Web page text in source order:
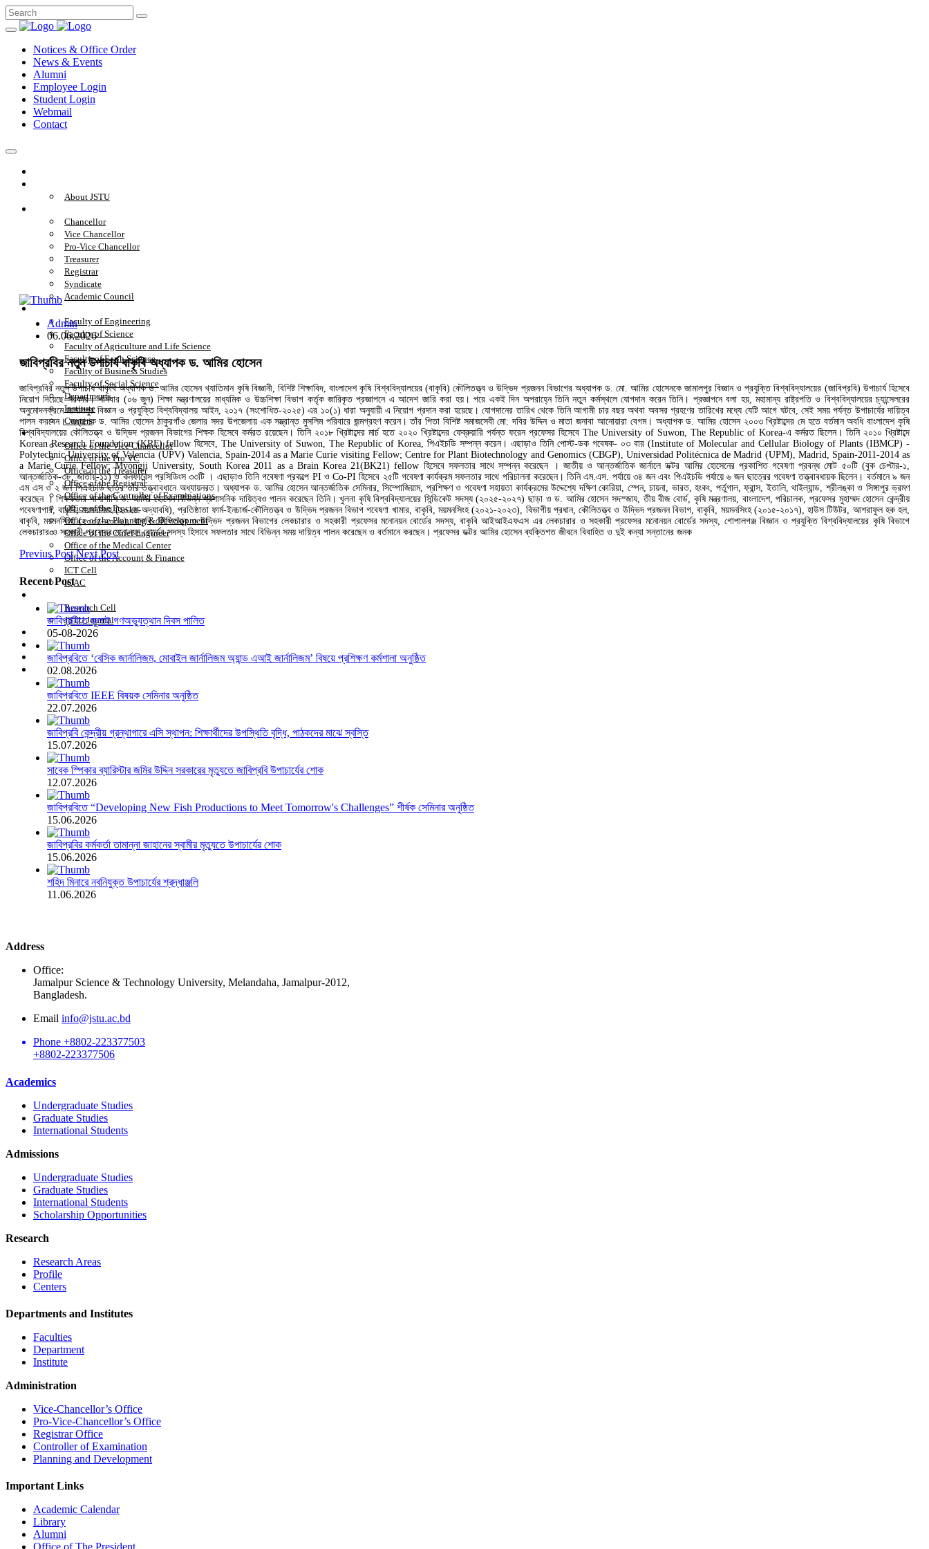
Notices & Office Order
News & Events
Alumni
Employee Login
Student Login
Webmail
Contact
About JSTU
Chancellor
Vice Chancellor
Pro-Vice Chancellor
Treasurer
Registrar
Syndicate
Academic Council
Academics
Faculty of Engineering
Faculty of Science
Faculty of Agriculture and Life Science
Faculty of Earth Science
Faculty of Business Studies
Faculty of Social Science
Departments
Institute
Centers
Office
Office of the Vice Chancellor
Office of the Pro VC
Office of the Treasurer
Office of the Registrar
Office of the Controller of Examinations
Office of the Proctor
Office of the Planning & Development
Office of the Chief Engineer
Office of the Medical Center
Office of the Account & Finance
ICT Cell
IQAC
Research Cell
JSTU Journal
Career
APA
Citizen's Charter
Admission 2025-26
Admin
06.06.2026
জাবিপ্রবির নতুন উপাচার্য বাকৃবি অধ্যাপক ড. আমির হোসেন
জাবিপ্রবির নতুন উপাচার্য বাকৃবি অধ্যাপক ড. আমির হোসেন খ্যাতিমান কৃষি বিজ্ঞানী, বিশিষ্ট শিক্ষাবিদ, বাংলাদেশ কৃষি বিশ্ববিদ্যালয়ের (বাকৃবি) কৌলিতত্ত্ব ও উদ্ভিদ প্রজনন বিভাগের অধ্যাপক ড. মো. আমির হোসেনকে জামালপুর বিজ্ঞান ও প্রযুক্তি বিশ্ববিদ্যালয়ের (জাবিপ্রবি) উপাচার্য হিসেবে
নিয়োগ দিয়েছে সরকার। শনিবার (০৬ জুন) শিক্ষা মন্ত্রণালয়ের মাধ্যমিক ও উচ্চশিক্ষা বিভাগ কর্তৃক জারিকৃত প্রজ্ঞাপনে এ আদেশ জারি করা হয়। পরে একই দিন অপরাহ্নে তিনি নতুন কর্মস্থলে যোগদান করেন তিনি। প্রজ্ঞাপনে বলা হয়, মহামান্য রাষ্ট্রপতি ও বিশ্ববিদ্যালয়ের চ্যান্সেলরের
অনুমোদনক্রমে জামালপুর বিজ্ঞান ও প্রযুক্তি বিশ্ববিদ্যালয় আইন, ২০১৭ (সংশোধিত-২০২৫) এর ১০(১) ধারা অনুযায়ী এ নিয়োগ প্রদান করা হয়েছে। যোগদানের তারিখ থেকে তিনি আগামী চার বছর অথবা অবসর গ্রহণের তারিখের মধ্যে যেটি আগে ঘটবে, সেই সময় পর্যন্ত উপাচার্যের দায়িত্ব
পালন করবেন। অধ্যাপক ড. আমির হোসেন ঠাকুরগাঁও জেলার সদর উপজেলায় এক সম্ভ্রান্ত মুসলিম পরিবারে জন্মগ্রহণ করেন। তাঁর পিতা বিশিষ্ট সমাজসেবী মো: দবির উদ্দিন ও মাতা জনাবা আনোয়ারা বেগম। অধ্যাপক ড. আমির হোসেন ২০০৩ খ্রিষ্টাব্দের মে হতে বর্তমান অবধি বাংলাদেশ কৃষি
বিশ্ববিদ্যালয়ের কৌলিতত্ত্ব ও উদ্ভিদ প্রজনন বিভাগের শিক্ষক হিসেবে কর্মরত রয়েছেন। তিনি ২০১৮ খ্রিষ্টাব্দের মার্চ হতে ২০২০ খ্রিষ্টাব্দের ফেব্রুয়ারি পর্যন্ত ফরেন প্রফেসর হিসেবে The University of Suwon, The Republic of Korea-এ কর্মরত ছিলেন। তিনি ২০১০ খ্রিষ্টাব্দে
Korean Research Foundation (KRF) fellow হিসেবে, The University of Suwon, The Republic of Korea, পিএইচডি সম্পন্ন করেন। এছাড়াও তিনি পোস্ট-ডক গবেষক- ০৩ বার (Institute of Molecular and Cellular Biology of Plants (IBMCP) -
Polytechnic University of Valencia (UPV) Valencia, Spain-2014 as a Marie Curie visiting Fellow; Centre for Plant Biotechnology and Genomics (CBGP), Universidad Politécnica de Madrid (UPM), Madrid, Spain-2011-2014 as
a Marie Curie Fellow; Myongji University, South Korea 2011 as a Brain Korea 21(BK21) fellow হিসেবে সফলতার সাথে সম্পন্ন করেছেন । জাতীয় ও আন্তর্জাতিক জার্নালে ডক্টর আমির হোসেনের প্রকাশিত গবেষণা প্রবন্ধ মোট ৫০টি (বুক চেপ্টার-১,
আন্তর্জাতিক-৩৮, জাতীয়-১১) ও কনফারেন্স প্রসিডিংস ৩৩টি । এছাড়াও তিনি গবেষণা প্রকল্পে PI ও Co-PI হিসেবে ২৫টি গবেষণা কার্যক্রম সফলতার সাথে পরিচালনা করেছেন। তিনি এম.এস. পর্যায়ে ৩৪ জন এবং পিএইচডি পর্যায়ে ৬ জন ছাত্রের গবেষণা তত্ত্বাবধায়ক ছিলেন। বর্তমানে ৯ জন
এম এস ও ২ জন পিএইচডি ছাত্র তাঁর তত্ত্বাবধানে অধ্যায়নরত। অধ্যাপক ড. আমির হোসেন আন্তর্জাতিক সেমিনার, সিম্পোজিয়াম, প্রশিক্ষণ ও গবেষণা সহায়তা কার্যক্রমের উদ্দেশ্যে দক্ষিণ কোরিয়া, স্পেন, চায়না, ভারত, হংকং, পর্তুগাল, ফ্রান্স, ইতালি, থাইল্যান্ড, শ্রীলঙ্কা ও সিঙ্গাপুর ভ্রমণ
করেছেন । শিক্ষকতার পাশাপাশি ড. আমির হোসেন বিভিন্ন প্রশাসনিক দায়িত্বও পালন করেছেন তিনি। খুলনা কৃষি বিশ্ববিদ্যালয়ের সিন্ডিকেট সদস্য (২০২৫-২০২৭) ছাড়া ও ড. আমির হোসেন সদস্জায, তীয় বীজ বোর্ড, কৃষি মন্ত্রণালয়, বাংলাদেশ, পরিচালক, প্রফেসর মুহাম্মদ হোসেন কেন্দ্রীয়
গবেষণাগার, বাকৃবি, ময়মনসিংহ (২০২৪-অদ্যাবধি), প্রতিষ্ঠাতা ফার্ম-ইনচার্জ-কৌলিতত্ত্ব ও উদ্ভিদ প্রজনন বিভাগ গবেষণা খামার, বাকৃবি, ময়মনসিংহ (২০২১-২০২৩), বিভাগীয় প্রধান, কৌলিতত্ত্ব ও উদ্ভিদ প্রজনন বিভাগ, বাকৃবি, ময়মনসিংহ (২০১৫-২০১৭), হাউস টিউটর, আশরাফুল হক হল,
বাকৃবি, ময়মনসিংহ (২০০৫-২০০৬), বাকৃবি কৌলিতত্ত্ব ও উদ্ভিদ প্রজনন বিভাগের লেকচারার ও সহকারী প্রফেসর মনোনয়ন বোর্ডের সদস্য, বাকৃবি আইআইএফএস এর লেকচারার ও সহকারী প্রফেসর মনোনয়ন বোর্ডের সদস্য, গোপালগঞ্জ বিজ্ঞান ও প্রযুক্তি বিশ্ববিদ্যালয়ের কৃষি বিভাগে
লেকচারার ও সহকারী প্রফেসর মনোনয়ন বোর্ডের সদস্য হিসাবে সফলতার সাথে বিভিন্ন সময় দায়িত্ব পালন করেছেন ও বর্তমানে করছেন। প্রফেসর ডক্টর আমির হোসেন ব্যক্তিগত জীবনে বিবাহিত ও দুই কন্যা সন্তানের জনক
Previus Post Next Post
Recent Post
জাবিপ্রবিতে জুলাই গণঅভ্যুত্থান দিবস পালিত
05-08-2026
জাবিপ্রবিতে ‘বেসিক জার্নালিজম, মোবাইল জার্নালিজম অ্যান্ড এআই জার্নালিজম’ বিষয়ে প্রশিক্ষণ কর্মশালা অনুষ্ঠিত
02.08.2026
জাবিপ্রবিতে IEEE বিষয়ক সেমিনার অনুষ্ঠিত
22.07.2026
জাবিপ্রবি কেন্দ্রীয় গ্রন্থাগারে এসি স্থাপন: শিক্ষার্থীদের উপস্থিতি বৃদ্ধি, পাঠকদের মাঝে স্বস্তি
15.07.2026
সাবেক স্পিকার ব্যারিস্টার জমির উদ্দিন সরকারের মৃত্যুতে জাবিপ্রবি উপাচার্যের শোক
12.07.2026
জাবিপ্রবিতে “Developing New Fish Productions to Meet Tomorrow's Challenges” শীর্ষক সেমিনার অনুষ্ঠিত
15.06.2026
জাবিপ্রবির কর্মকর্তা তামান্না জাহানের স্বামীর মৃত্যুতে উপাচার্যের শোক
15.06.2026
শহিদ মিনারে নবনিযুক্ত উপাচার্যের শ্রদ্ধাঞ্জলি
11.06.2026
Address
Office:
Jamalpur Science & Technology University, Melandaha, Jamalpur-2012,
Bangladesh.
Email info@jstu.ac.bd
Phone +8802-223377503
+8802-223377506
Academics
Undergraduate Studies
Graduate Studies
International Students
Admissions
Undergraduate Studies
Graduate Studies
International Students
Scholarship Opportunities
Research
Research Areas
Profile
Centers
Departments and Institutes
Faculties
Department
Institute
Administration
Vice-Chancellor’s Office
Pro-Vice-Chancellor’s Office
Registrar Office
Controller of Examination
Planning and Development
Important Links
Academic Calendar
Library
Alumni
Office of The President